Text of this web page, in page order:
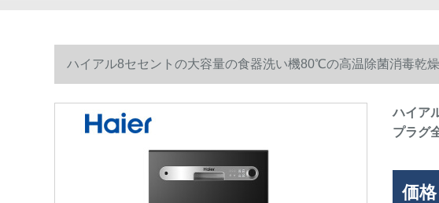
ハイアル8セセントの大容量の食器洗い機80℃の高温除菌消毒乾
ハイア
プラグ
価格